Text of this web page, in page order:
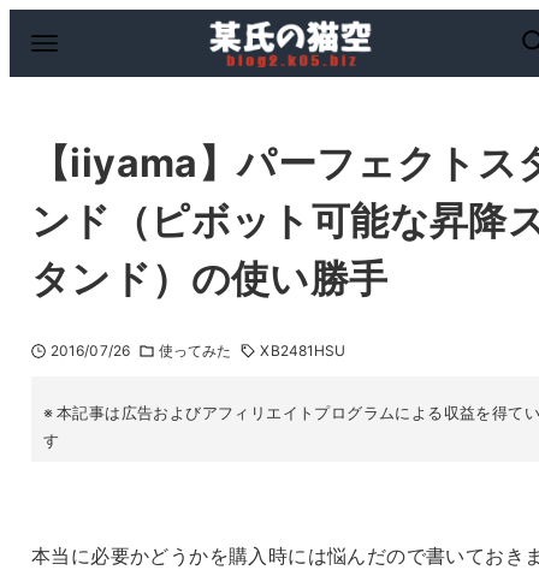
【iiyama】パーフェクトス
ンド（ピボット可能な昇降
タンド）の使い勝手
2016/07/26 使ってみた XB2481HSU
本記事は広告およびアフィリエイトプログラムによる収益を得て
す
本当に必要かどうかを購入時には悩んだので書いておき